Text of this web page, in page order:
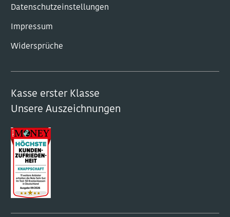
Datenschutzeinstellungen
Impressum
Widersprüche
Kasse erster Klasse
Unsere Auszeichnungen